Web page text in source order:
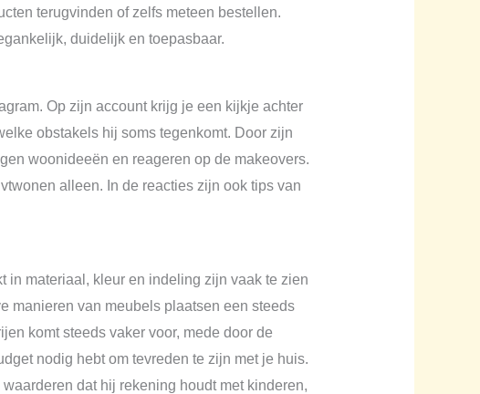
terugvinden of zelfs meteen bestellen.
duidelijk en toepasbaar.
Op zijn account krijg je een kijkje achter
obstakels hij soms tegenkomt. Door zijn
woonideeën en reageren op de makeovers.
alleen. In de reacties zijn ook tips van
in materiaal, kleur en indeling zijn vaak te zien
manieren van meubels plaatsen een steeds
komt steeds vaker voor, mede door de
nodig hebt om tevreden te zijn met je huis.
dat hij rekening houdt met kinderen,